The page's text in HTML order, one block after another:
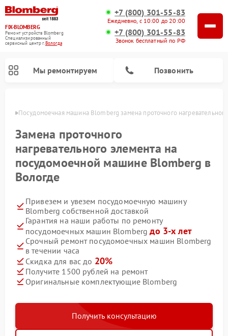
FIX-BLOMBERG
Ремонт устройств Blomberg
Специализированный
cервисный центр г.Вологда
+7 (800) 301-55-83
Ежедневно, с 10:00 до 20:00
+7 (800) 301-55-83
Звонок бесплатный по РФ
Мы ремонтируем Позвонить
Посудомоечная машина Blomberg замена проточного
Замена проточного
нагревательного элемента на
посудомоечной машине Blomberg в
Вологде
Привезем и увезем посудомоечную машину
Blomberg собственной доставкой
Гарантия на наши работы по ремонту
посудомоечных машин Blombergдо 3-х лет
Срочный ремонт посудомоечных машин Blomberg
в течении часа
Скидка для вас до 20%
Получите 1500 рублей на ремонт
Оригинальные комплектующие Blomberg
Получить консультацию